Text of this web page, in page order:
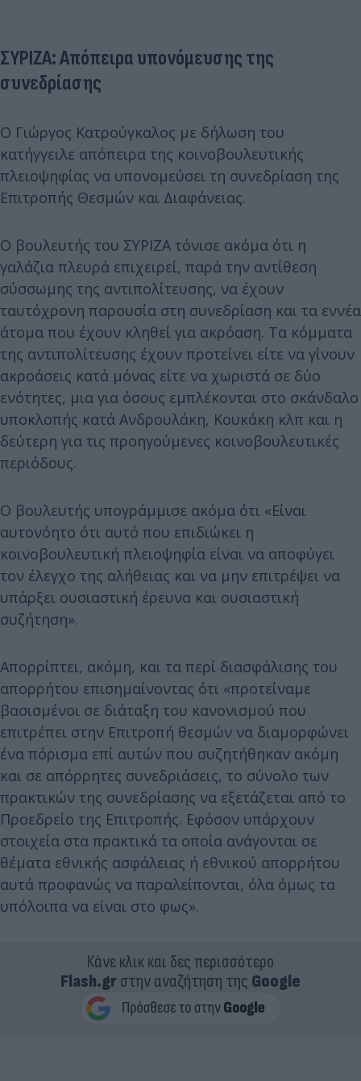
ΣΥΡΙΖΑ: Απόπειρα υπονόμευσης της
συνεδρίασης
Ο Γιώργος Κατρούγκαλος με δήλωση του
κατήγγειλε απόπειρα της κοινοβουλευτικής
πλειοψηφίας να υπονομεύσει τη συνεδρίαση της
Επιτροπής Θεσμών και Διαφάνειας.
Ο βουλευτής του ΣΥΡΙΖΑ τόνισε ακόμα ότι η
γαλάζια πλευρά επιχειρεί, παρά την αντίθεση
σύσσωμης της αντιπολίτευσης, να έχουν
ταυτόχρονη παρουσία στη συνεδρίαση και τα εννέα
άτομα που έχουν κληθεί για ακρόαση. Τα κόμματα
της αντιπολίτευσης έχουν προτείνει είτε να γίνουν
ακροάσεις κατά μόνας είτε να χωριστά σε δύο
ενότητες, μια για όσους εμπλέκονται στο σκάνδαλο
υποκλοπής κατά Ανδρουλάκη, Κουκάκη κλπ και η
δεύτερη για τις προηγούμενες κοινοβουλευτικές
περιόδους.
Ο βουλευτής υπογράμμισε ακόμα ότι «Είναι
αυτονόητο ότι αυτό που επιδιώκει η
κοινοβουλευτική πλειοψηφία είναι να αποφύγει
τον έλεγχο της αλήθειας και να μην επιτρέψει να
υπάρξει ουσιαστική έρευνα και ουσιαστική
συζήτηση».
Απορρίπτει, ακόμη, και τα περί διασφάλισης του
απορρήτου επισημαίνοντας ότι «προτείναμε
βασισμένοι σε διάταξη του κανονισμού που
επιτρέπει στην Επιτροπή θεσμών να διαμορφώνει
ένα πόρισμα επί αυτών που συζητήθηκαν ακόμη
και σε απόρρητες συνεδριάσεις, το σύνολο των
πρακτικών της συνεδρίασης να εξετάζεται από το
Προεδρείο της Επιτροπής. Εφόσον υπάρχουν
στοιχεία στα πρακτικά τα οποία ανάγονται σε
θέματα εθνικής ασφάλειας ή εθνικού απορρήτου
αυτά προφανώς να παραλείπονται, όλα όμως τα
υπόλοιπα να είναι στο φως».
Κάνε κλικ και δες περισσότερο
Flash.grστην αναζήτηση της Google